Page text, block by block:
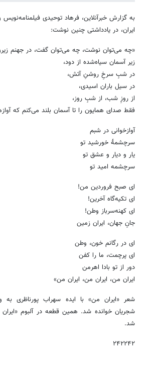
به گزارش خبرآنلاین، فرهاد توحیدی
ایران، در یادداشتی چنین نوشت:
«چه می‌توان نوشت، چه می‌توان گفت، در جهنم
زیر آسمان سیاه‌شده از دود،
در شبِ سرخِ روشنِ آتش،
در سیل‌ باران اسیدی،
از روزِ شب، از شبِ روز،
فقط صدای همایون را تا آسمان بلند می‌کنم که
آوازخوانی در شبم
سرچشمهٔ خورشید تو
یار و دیار و عشق تو
سرچشمه امید تو
ای صبح فروردین من!
ای تکیه‌گاه آخرین!
ای کهنه‌سرباز وطن!
جانِ جهان، ایران زمین
ای در رگانم خون، وطن
ای پرچمت، ما را کفن
دور از تو بادا اهرمن
ایران من، ایران من، ایران من»
شعر «ایران من» با ایده سهراب پورناظری
شجریان خوانده شد. همین قطعه در آلبوم
شد.
۲۴۲۲۴۲